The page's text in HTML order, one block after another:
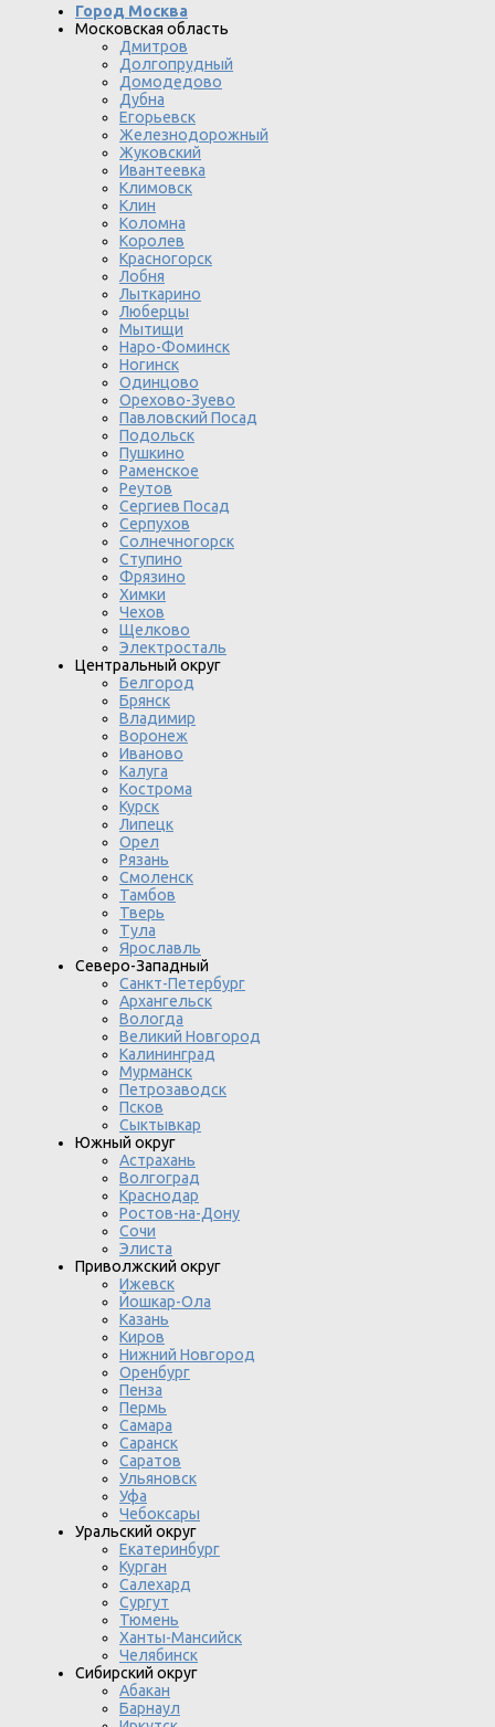
Город Москва
Московская область
Дмитров
Долгопрудный
Домодедово
Дубна
Егорьевск
Железнодорожный
Жуковский
Ивантеевка
Климовск
Клин
Коломна
Королев
Красногорск
Лобня
Лыткарино
Люберцы
Мытищи
Наро-Фоминск
Ногинск
Одинцово
Орехово-Зуево
Павловский Посад
Подольск
Пушкино
Раменское
Реутов
Сергиев Посад
Серпухов
Солнечногорск
Ступино
Фрязино
Химки
Чехов
Щелково
Электросталь
Центральный округ
Белгород
Брянск
Владимир
Воронеж
Иваново
Калуга
Кострома
Курск
Липецк
Орел
Рязань
Смоленск
Тамбов
Тверь
Тула
Ярославль
Северо-Западный
Санкт-Петербург
Архангельск
Вологда
Великий Новгород
Калининград
Мурманск
Петрозаводск
Псков
Сыктывкар
Южный округ
Астрахань
Волгоград
Краснодар
Ростов-на-Дону
Сочи
Элиста
Приволжский округ
Ижевск
Йошкар-Ола
Казань
Киров
Нижний Новгород
Оренбург
Пенза
Пермь
Самара
Саранск
Саратов
Ульяновск
Уфа
Чебоксары
Уральский округ
Екатеринбург
Курган
Салехард
Сургут
Тюмень
Ханты-Мансийск
Челябинск
Сибирский округ
Абакан
Барнаул